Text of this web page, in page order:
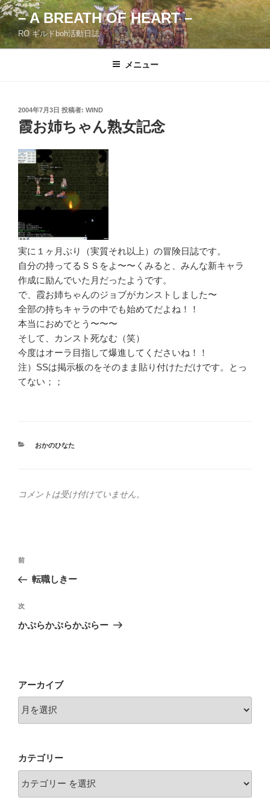
コ
ン
テ
ン
– A BREATH OF HEART –
RO ギルドboh活動日誌
メニュー
投
稿
日:
2004年7月3日 投稿者: WIND
霞お姉ちゃん熟女記念
実に１ヶ月ぶり（実質それ以上）の冒険日誌です。
自分の持ってるＳＳをよ〜〜くみると、みんな新キャラ
作成に励んでいた月だったようです。
で、霞お姉ちゃんのジョブがカンストしました〜
全部の持ちキャラの中でも始めてだよね！！
本当におめでとう〜〜〜
そして、カンスト死なむ（笑）
今度はオーラ目指して爆進してくださいね！！
注）SSは掲示板のをそのまま貼り付けただけです。とっ
てない；；
カ
おかのひなた
コメントは受け付けていません。
投
ナ
ビ
ゲ
ン
前
の
稿
前
転職しきー
次
の
次
かぷらかぷらかぷらー
アーカイブ
カテゴリー